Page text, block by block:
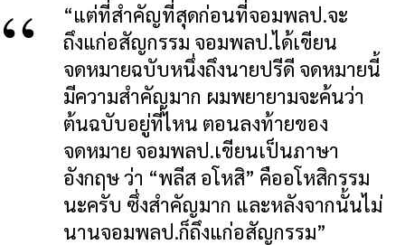
“แต่ที่สำคัญที่สุดก่อนที่จอมพลป.จะ
ถึงแก่อสัญกรรม จอมพลป.ได้เขียน
จดหมายฉบับหนึ่งถึงนายปรีดี จดหมายนี้
มีความสำคัญมาก ผมพยายามจะค้นว่า
ต้นฉบับอยู่ที่ไหน ตอนลงท้ายของ
จดหมาย จอมพลป.เขียนเป็นภาษา
อังกฤษ ว่า “พลีส อโหสิ” คืออโหสิกรรม
นะครับ ซึ่งสำคัญมาก และหลังจากนั้นไม่
นานจอมพลป.ก็ถึงแก่อสัญกรรม”